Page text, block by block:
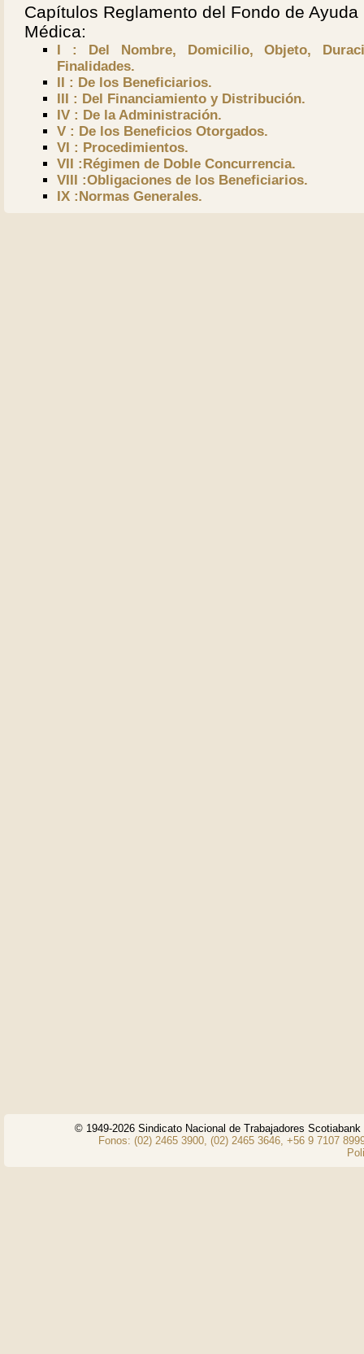
Capítulos Reglamento del Fondo de Ayuda
Médica:
I : Del Nombre, Domicilio, Objeto,
Finalidades.
II : De los Beneficiarios.
III : Del Financiamiento y Distribución.
IV : De la Administración.
V : De los Beneficios Otorgados.
VI : Procedimientos.
VII :Régimen de Doble Concurrencia.
VIII :Obligaciones de los Beneficiarios.
IX :Normas Generales.
© 1949-2026 Sindicato Nacional de Trabajadores
Fonos: (02) 2465 3900, (02) 2465 3646, +56 9 7107